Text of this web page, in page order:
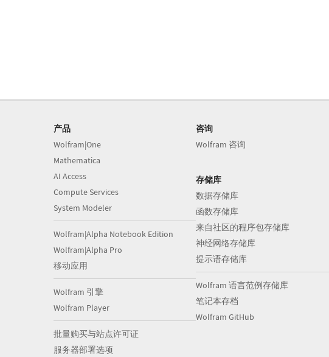
产品
Wolfram|One
Mathematica
AI Access
Compute Services
System Modeler
Wolfram|Alpha Notebook Edition
Wolfram|Alpha Pro
移动应用
Wolfram 引擎
Wolfram Player
批量购买与站点许可证
服务器部署选项
咨询
Wolfram 咨询
存储库
数据存储库
函数存储库
来自社区的程序包存储库
神经网络存储库
提示语存储库
Wolfram 语言范例存储库
笔记本存档
Wolfram GitHub